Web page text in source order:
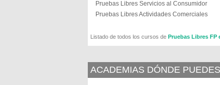
Pruebas Libres Servicios al Consumidor
Pruebas Libres Actividades Comerciales
Listado de todos los cursos de Pruebas Libres FP
ACADEMIAS DÓNDE